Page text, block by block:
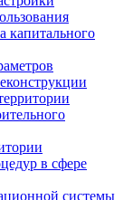
капитального
в сфере
системы